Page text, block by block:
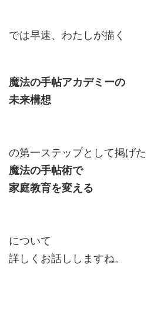
では早速、わたしが描く
魔法の手帖アカデミーの
未来構想
の第一ステップとして掲げた
魔法の手帖術で
家庭教育を変える
について
詳しくお話ししますね。